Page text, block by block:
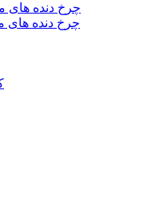
چرخ دنده
چرخ دنده